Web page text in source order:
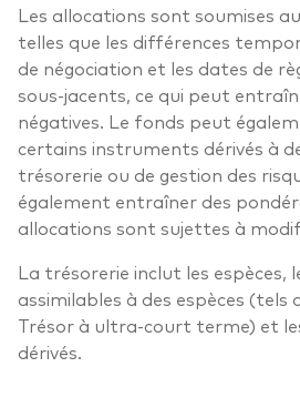
Les allocations sont soumises
telles que les différences
de négociation et les dates de
sous-jacents, ce qui peut
négatives. Le fonds peut
certains instruments dérivés à
trésorerie ou de gestion des
également entraîner des
allocations sont sujettes à
La trésorerie inclut les espèces,
assimilables à des espèces (tels
Trésor à ultra-court terme) et
dérivés.